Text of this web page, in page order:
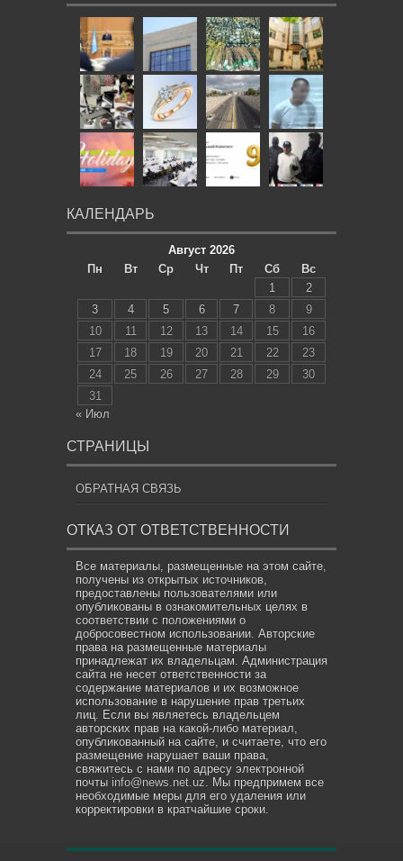
КАЛЕНДАРЬ
Август 2026
Пн
Вт Ср Чт Пт Сб
Вс
1
2
3
4 5 6 7 8
9
10
11 12 13 14 15
16
17
18 19 20 21 22
23
24
25 26 27 28 29
30
31
« Июл
СТРАНИЦЫ
ОБРАТНАЯ СВЯЗЬ
ОТКАЗ ОТ ОТВЕТСТВЕННОСТИ
Все материалы, размещенные на этом сайте,
получены из открытых источников,
предоставлены пользователями или
опубликованы в ознакомительных целях в
соответствии с положениями о
добросовестном использовании. Авторские
права на размещенные материалы
принадлежат их владельцам. Администрация
сайта не несет ответственности за
содержание материалов и их возможное
использование в нарушение прав третьих
лиц. Если вы являетесь владельцем
авторских прав на какой-либо материал,
опубликованный на сайте, и считаете, что его
размещение нарушает ваши права,
свяжитесь с нами по адресу электронной
почты info@news.net.uz. Мы предпримем все
необходимые меры для его удаления или
корректировки в кратчайшие сроки.